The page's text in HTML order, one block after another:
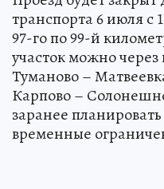
транспорта 6 июля с
97-го по 99-й
участок можно
Туманово –
Карпово –
заранее
временные